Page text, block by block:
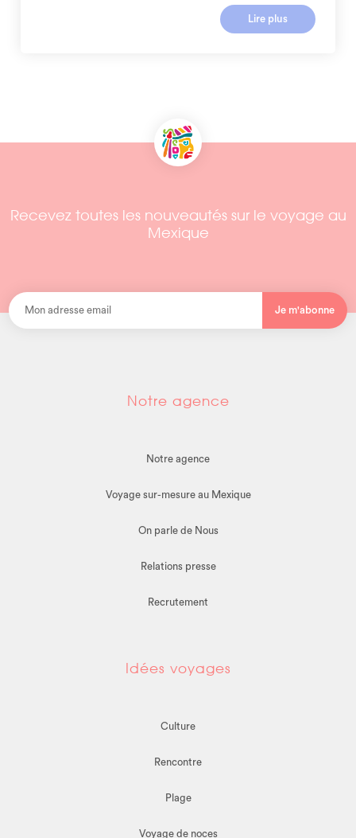
Lire plus
Recevez toutes les nouveautés sur le voyage au
Mexique
Je m'abonne
Notre agence
Notre agence
Voyage sur-mesure au Mexique
On parle de Nous
Relations presse
Recrutement
Idées voyages
Culture
Rencontre
Plage
Voyage de noces